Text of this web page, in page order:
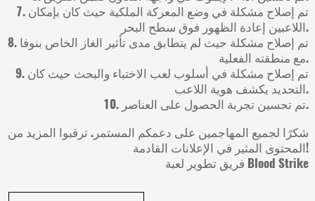
7. تم إصلاح مشكلة في وضع المعركة الملكية حيث كان بإمكان
اللاعبين إعادة الظهور فوق سطح البحر.
8. تم إصلاح مشكلة حيث لم يتطابق مدى تأثير الغاز الخاص بنوفا
مع منطقته الفعلية.
9. تم إصلاح مشكلة في أسلوب لعب الاختباء والبحث حيث كان
التحديد يكشف هوية اللاعب.
10. تم تحسين تجربة الحصول على العناصر.
شكرًا لجميع المهاجمين على دعمكم المستمر. ترقبوا المزيد من
المحتوى المثير في الإعلانات القادمة!
فريق تطوير لعبة Blood Strike